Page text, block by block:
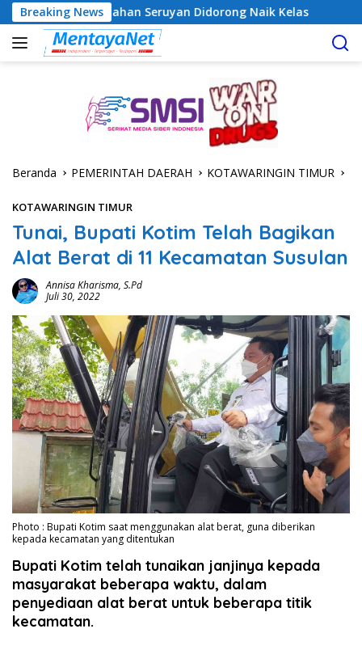
Langsung
ke
konten
Breaking News
Seruyan Didorong Naik Kelas Geger! 5
Beranda PEMERINTAH DAERAH KOTAWARINGIN TIMUR
KOTAWARINGIN TIMUR
Tunai, Bupati Kotim Telah Bagikan
Alat Berat di 11 Kecamatan Susulan
Annisa Kharisma, S.Pd
Juli 30, 2022
Photo : Bupati Kotim saat menggunakan alat berat, guna diberikan
kepada kecamatan yang ditentukan
Bupati Kotim telah tunaikan janjinya kepada
masyarakat beberapa waktu, dalam
penyediaan alat berat untuk beberapa titik
kecamatan.